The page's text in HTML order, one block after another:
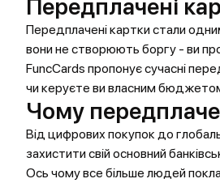
Передплачені
Передплачені картки стали
вони не створюють боргу - ви
FuncCards пропонує сучасні
чи керуєте ви власним
Чому
Від цифрових покупок до
захистити свій основний
Ось чому все більше людей